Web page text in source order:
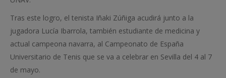
Tras este logro, el tenista Iñaki Zúñiga acudirá junto a la
jugadora Lucía Ibarrola, también estudiante de medicina y
actual campeona navarra, al Campeonato de España
Universitario de Tenis que se va a celebrar en Sevilla del 4 al 7
de mayo.